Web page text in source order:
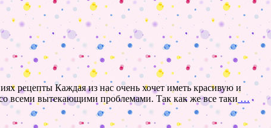
рецепты Каждая из нас очень хочет иметь красивую и
всеми вытекающими проблемами. Так как же все таки…